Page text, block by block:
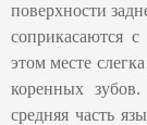
поверхности
соприкасаются
этом месте
коренных
средняя часть